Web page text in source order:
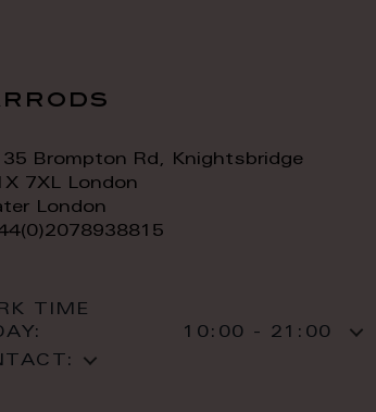
Brompton Rd, Knightsbridge
7XL London
London
TIME
10:00 - 21:00